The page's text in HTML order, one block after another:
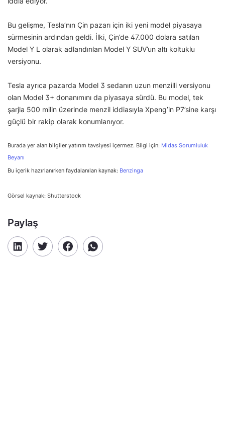
Bu gelişme, Tesla’nın Çin pazarı için iki yeni model piyasaya
sürmesinin ardından geldi. İlki, Çin’de 47.000 dolara satılan
Model Y L olarak adlandırılan Model Y SUV’un altı koltuklu
versiyonu.
Tesla ayrıca pazarda Model 3 sedanın uzun menzilli versiyonu
olan Model 3+ donanımını da piyasaya sürdü. Bu model, tek
şarjla 500 milin üzerinde menzil iddiasıyla Xpeng’in P7’sine karşı
güçlü bir rakip olarak konumlanıyor.
Burada yer alan bilgiler yatırım tavsiyesi içermez. Bilgi için: Midas Sorumluluk
Beyanı
Bu içerik hazırlanırken faydalanılan kaynak: Benzinga
Görsel kaynak: Shutterstock
Paylaş